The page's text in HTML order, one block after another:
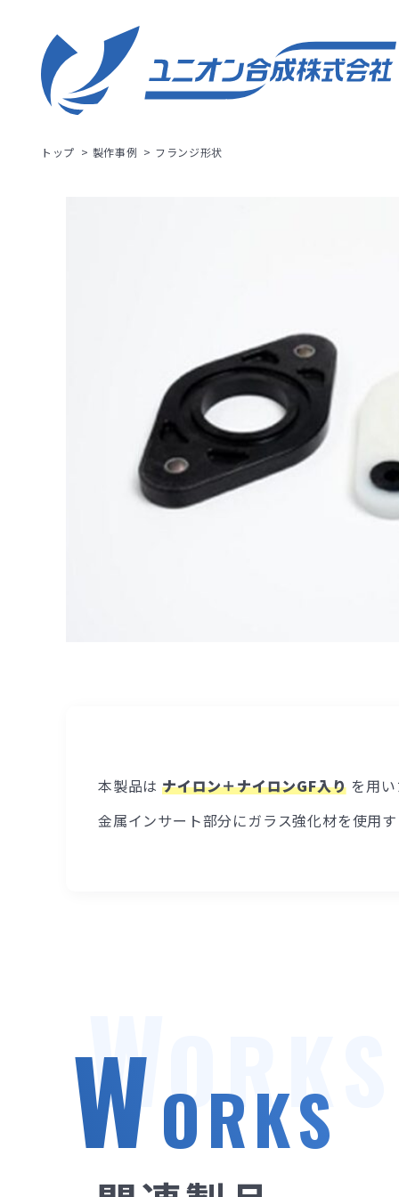
トップ 製作事例 フランジ形状
本製品は ナイロン＋ナイロンGF入り を用
金属インサート部分にガラス強化材を使用
WORKS
WORKS